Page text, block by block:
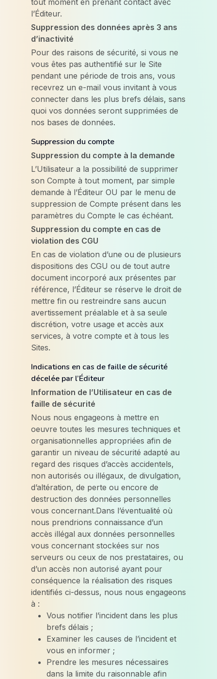
tout moment en prenant contact avec
l’Éditeur.
Suppression des données après 3 ans
d’inactivité
Pour des raisons de sécurité, si vous ne
vous êtes pas authentifié sur le Site
pendant une période de trois ans, vous
recevrez un e-mail vous invitant à vous
connecter dans les plus brefs délais, sans
quoi vos données seront supprimées de
nos bases de données.
Suppression du compte
Suppression du compte à la demande
L’Utilisateur a la possibilité de supprimer
son Compte à tout moment, par simple
demande à l’Éditeur OU par le menu de
suppression de Compte présent dans les
paramètres du Compte le cas échéant.
Suppression du compte en cas de
violation des CGU
En cas de violation d’une ou de plusieurs
dispositions des CGU ou de tout autre
document incorporé aux présentes par
référence, l’Éditeur se réserve le droit de
mettre fin ou restreindre sans aucun
avertissement préalable et à sa seule
discrétion, votre usage et accès aux
services, à votre compte et à tous les
Sites.
Indications en cas de faille de sécurité
décelée par l’Éditeur
Information de l’Utilisateur en cas de
faille de sécurité
Nous nous engageons à mettre en
oeuvre toutes les mesures techniques et
organisationnelles appropriées afin de
garantir un niveau de sécurité adapté au
regard des risques d’accès accidentels,
non autorisés ou illégaux, de divulgation,
d’altération, de perte ou encore de
destruction des données personnelles
vous concernant.Dans l’éventualité où
nous prendrions connaissance d’un
accès illégal aux données personnelles
vous concernant stockées sur nos
serveurs ou ceux de nos prestataires, ou
d’un accès non autorisé ayant pour
conséquence la réalisation des risques
identifiés ci-dessus, nous nous engageons
à :
Vous notifier l’incident dans les plus
brefs délais ;
Examiner les causes de l’incident et
vous en informer ;
Prendre les mesures nécessaires
dans la limite du raisonnable afin